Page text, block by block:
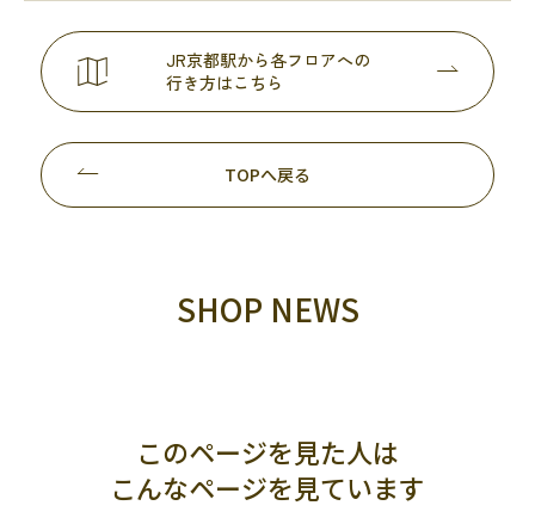
JR京都駅から各フロアへの
行き方はこちら
TOPへ戻る
SHOP NEWS
このページを見た人は
こんなページを見ています